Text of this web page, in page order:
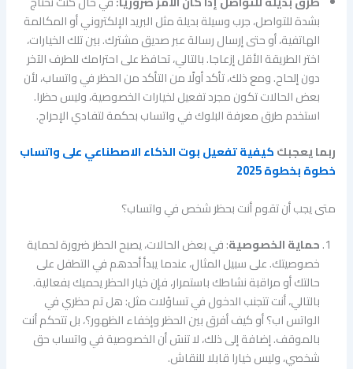
بشدة للتواصل، جرب وسيلة بديلة مثل البريد الإلكتروني أو المكالمة
الهاتفية، أو حتى إرسال رسالة عبر صديق مشترك. بين تلك الخيارات،
اختر الطريقة الأقل إزعاجا. بالتالي، تحافظ على احترامك للطرف الآخر
دون إلحاح. ومع ذلك، تأكد أولًا من التأكد من الحظر في واتساب، لأن
بعض الحالات تكون مجرد تفعيل لخيارات الخصوصية، وليس حظرا.
استخدم طرق معرفة البلوك في واتساب بحكمة لتفادي الإحراج.
ربما يعجبككيفية تفعيل بوت الذكاء الاصطناعي على واتساب
خطوة بخطوة 2025
متى يجب أن تقوم أنت بحظر شخص في واتساب؟
حماية الخصوصية: في بعض الحالات، يصبح الحظر ضرورة لحماية
خصوصيتك. على سبيل المثال، عندما يبدأ أحدهم في التطفل على
حالتك أو مراقبة نشاطك باستمرار، فإن خيار الحظر يحميك بفعالية.
بالتالي، أنت تتجنب الدخول في تساؤلات مثل: هل تم حظري في
الواتس اب؟ أو كيف أفرق بين الحظر وإخفاء الظهور؟، بل تتحكم أنت
بالموقف. إضافة إلى ذلك، لا تنسَ أن الخصوصية في واتساب حق
شخصي، وليس خيارا قابلا للنقاش.